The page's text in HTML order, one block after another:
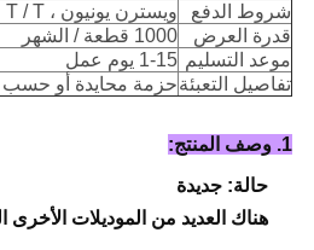
شروط الدفع
ويسترن يونيون ، T / T
قدرة العرض
1000 قطعة / الشهر
موعد التسليم 1-15 يوم عمل
تفاصيل التعبئةحزمة محايدة أو حسب
1. وصف المنتج:
حالة: جديدة
هناك العديد من الموديلات الأخرى